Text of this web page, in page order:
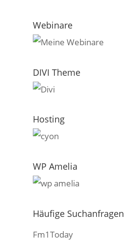
Webinare
DIVI Theme
Hosting
WP Amelia
Häufige Suchanfragen
Fm1Today